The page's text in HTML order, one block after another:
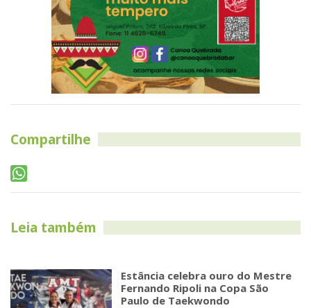
Compartilhe
Leia também
Estância celebra ouro do Mestre
Fernando Ripoli na Copa São
Paulo de Taekwondo